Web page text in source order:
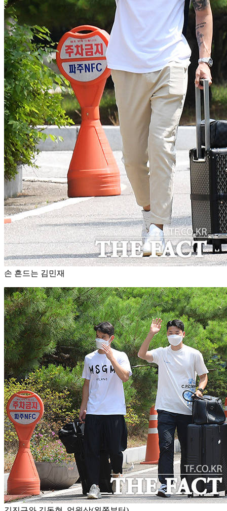
손 흔드는 김민재